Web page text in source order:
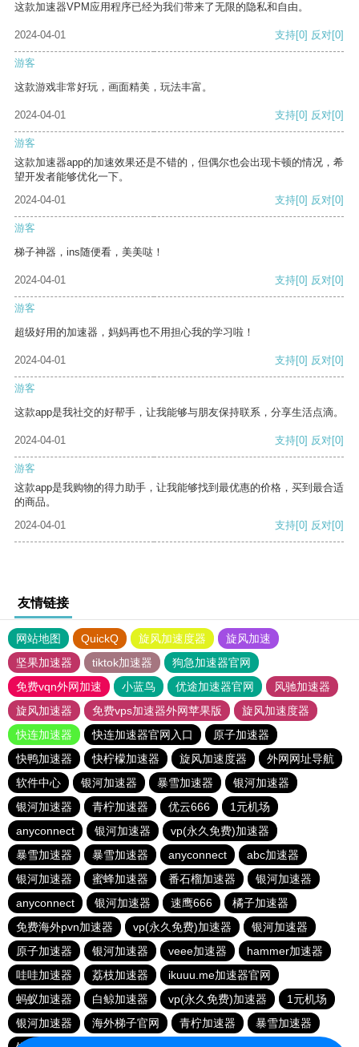
这款加速器VPM应用程序已经为我们带来了无限的隐私和自由。
2024-04-01 支持[0] 反对[0]
游客
这款游戏非常好玩，画面精美，玩法丰富。
2024-04-01 支持[0] 反对[0]
游客
这款加速器app的加速效果还是不错的，但偶尔也会出现卡顿的情况，希
望开发者能够优化一下。
2024-04-01
支持[0] 反对[0]
游客
梯子神器，ins随便看，美美哒！
2024-04-01 支持[0] 反对[0]
游客
超级好用的加速器，妈妈再也不用担心我的学习啦！
2024-04-01 支持[0] 反对[0]
游客
这款app是我社交的好帮手，让我能够与朋友保持联系，分享生活点滴。
2024-04-01 支持[0] 反对[0]
游客
这款app是我购物的得力助手，让我能够找到最优惠的价格，买到最合适
的商品。
2024-04-01
支持[0] 反对[0]
友情链接
网站地图 QuickQ 旋风加速度器
旋风加速
坚果加速器
tiktok加速器
狗急加速器官网
免费vqn外网加速
小蓝鸟 优途加速器官网
风驰加速器
旋风加速器
免费vps加速器外网苹果版
旋风加速度器
快连加速器
快连加速器官网入口
原子加速器
快鸭加速器
快柠檬加速器 旋风加速度器
外网网址导航
软件中心
银河加速器 暴雪加速器
银河加速器
银河加速器
青柠加速器 优云666
1元机场
anyconnect
银河加速器
vp(永久免费)加速器
暴雪加速器
暴雪加速器 anyconnect
abc加速器
银河加速器
蜜蜂加速器 番石榴加速器
银河加速器
anyconnect
银河加速器 速鹰666
橘子加速器
免费海外pvn加速器
vp(永久免费)加速器
银河加速器
原子加速器
银河加速器 veee加速器
hammer加速器
哇哇加速器
荔枝加速器
ikuuu.me加速器官网
蚂蚁加速器
白鲸加速器 vp(永久免费)加速器
1元机场
银河加速器
海外梯子官网 青柠加速器
暴雪加速器